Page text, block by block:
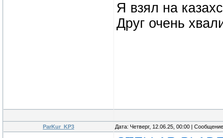
Я взял на
Друг очень
ParKur_KP3 Дата: Четверг, 12.06.25, 00:00 |